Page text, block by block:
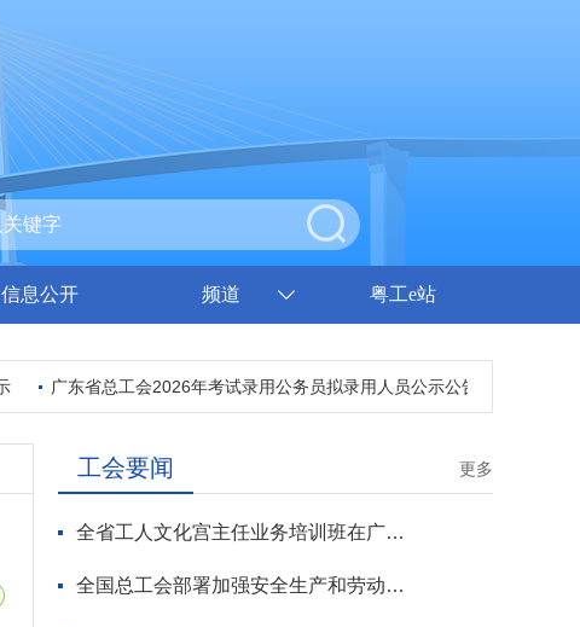
信息公开 频道 粤工e站
广东省总工会2026年考试录用公务员拟录用人员公示公告
工会要闻 更多
全省工人文化宫主任业务培训班在广州开班
全国总工会部署加强安全生产和劳动保护工作